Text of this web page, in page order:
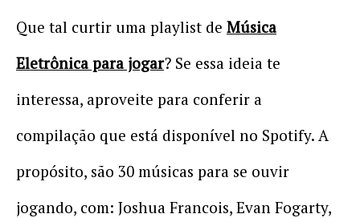
Que tal curtir uma playlist de Música
Eletrônica para jogar? Se essa ideia te
interessa, aproveite para conferir a
compilação que está disponível no Spotify. A
propósito, são 30 músicas para se ouvir
jogando, com: Joshua Francois, Evan Fogarty,